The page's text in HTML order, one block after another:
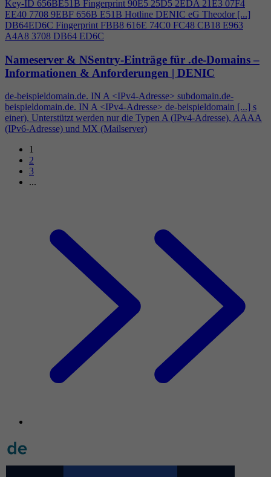
Key-ID 656BE51B Fingerprint 90E5 25D5 2EDA 21E3 07F4
EE40 7708 9EBF 656B E51B Hotline DENIC eG Theodor [...]
DB64ED6C Fingerprint FBB8 616E 74C0 FC48 CB18 E963
A4A8 3708 DB64 ED6C
Nameserver & NSentry-Einträge für .de-Domains –
Informationen & Anforderungen | DENIC
de-beispieldomain.de. IN A <IPv4-Adresse> subdomain.de-
beispieldomain.de. IN A <IPv4-Adresse> de-beispieldomain [...] s
einer). Unterstützt werden nur die Typen A (IPv4-Adresse), AAAA
(IPv6-Adresse) und MX (Mailserver)
1
2
3
...